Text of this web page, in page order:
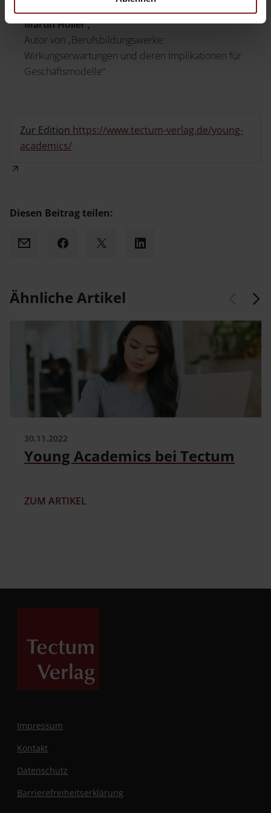
Martin Holler ,
Autor von „Berufsbildungswerke:
Wirkungserwartungen und deren Implikationen für
Geschäftsmodelle“
Zur Edition https://www.tectum-verlag.de/young-
academics/
Diesen Beitrag teilen:
Mail Facebook
X LinkedIn
Ähnliche Artikel
30.11.2022
Young Academics bei Tectum
ZUM ARTIKEL
Impressum
Kontakt
Datenschutz
Barrierefreiheitserklärung